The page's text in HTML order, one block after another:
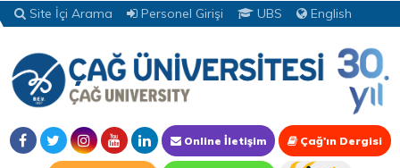
Site İçi Arama Personel Girişi UBS English
Online İletişim Çağ'ın Dergisi